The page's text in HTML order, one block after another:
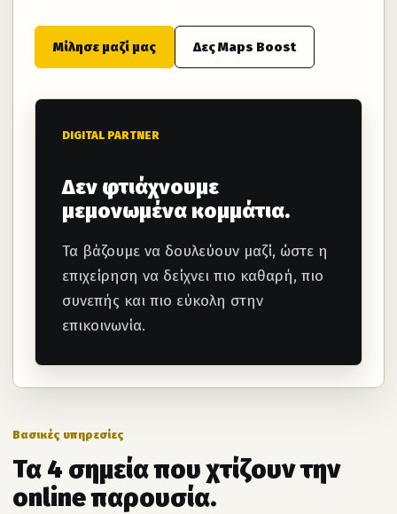
Μίλησε μαζί μας Δες Maps Boost
DIGITAL PARTNER
Δεν φτιάχνουμε
μεμονωμένα κομμάτια.
Τα βάζουμε να δουλεύουν μαζί, ώστε η
επιχείρηση να δείχνει πιο καθαρή, πιο
συνεπής και πιο εύκολη στην
επικοινωνία.
Βασικές υπηρεσίες
Τα 4 σημεία που χτίζουν την
online παρουσία.